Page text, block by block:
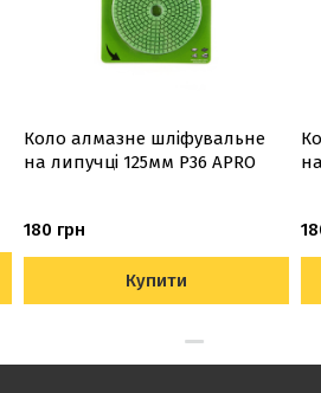
Коло алмазне шліфувальне
на липучці 125мм Р36 APRO
180 грн
Купити